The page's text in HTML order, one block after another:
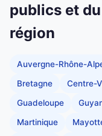
publics et
région
Auvergne-Rhône-
Bretagne Centre-
Guadeloupe
Martinique